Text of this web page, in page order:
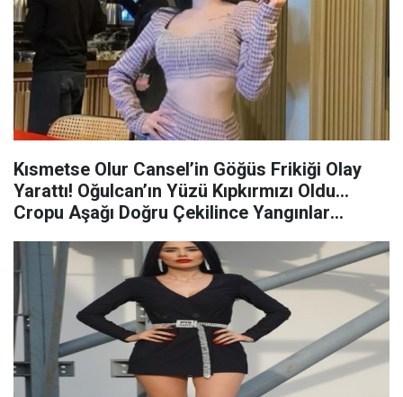
Kısmetse Olur Cansel’in Göğüs Frikiği Olay
Yarattı! Oğulcan’ın Yüzü Kıpkırmızı Oldu…
Cropu Aşağı Doğru Çekilince Yangınlar